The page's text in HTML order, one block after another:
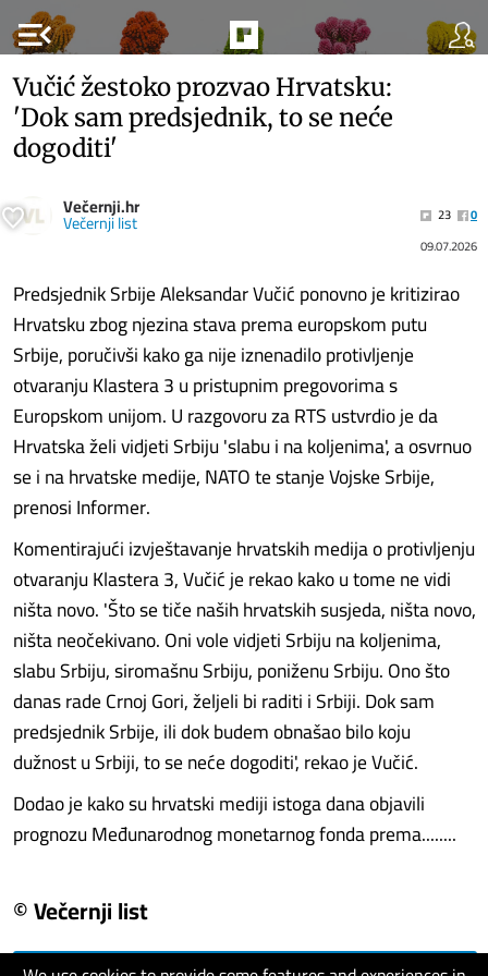
menu_open
Vučić žestoko prozvao Hrvatsku:
'Dok sam predsjednik, to se neće
dogoditi'
Večernji.hr
Večernji list 23
0
09.07.2026
Predsjednik Srbije Aleksandar Vučić ponovno je kritizirao
Hrvatsku zbog njezina stava prema europskom putu
Srbije, poručivši kako ga nije iznenadilo protivljenje
otvaranju Klastera 3 u pristupnim pregovorima s
Europskom unijom. U razgovoru za RTS ustvrdio je da
Hrvatska želi vidjeti Srbiju 'slabu i na koljenima', a osvrnuo
se i na hrvatske medije, NATO te stanje Vojske Srbije,
prenosi Informer.
Komentirajući izvještavanje hrvatskih medija o protivljenju
otvaranju Klastera 3, Vučić je rekao kako u tome ne vidi
ništa novo. 'Što se tiče naših hrvatskih susjeda, ništa novo,
ništa neočekivano. Oni vole vidjeti Srbiju na koljenima,
slabu Srbiju, siromašnu Srbiju, poniženu Srbiju. Ono što
danas rade Crnoj Gori, željeli bi raditi i Srbiji. Dok sam
predsjednik Srbije, ili dok budem obnašao bilo koju
dužnost u Srbiji, to se neće dogoditi', rekao je Vučić.
Dodao je kako su hrvatski mediji istoga dana objavili
prognozu Međunarodnog monetarnog fonda prema........
© Večernji list